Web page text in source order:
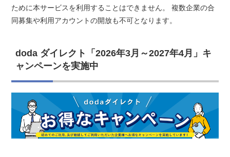
ために本サービスを利用することはできません。 複数企業の合
同募集や利用アカウントの開放も不可となります。
doda ダイレクト「2026年3月～2027年4月」キ
ャンペーンを実施中